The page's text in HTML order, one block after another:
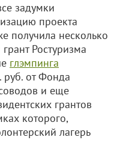
задумки
проекта
получила несколько
Ростуризма
глэмпинга
руб. от Фонда
и еще
грантов
которого,
лагерь